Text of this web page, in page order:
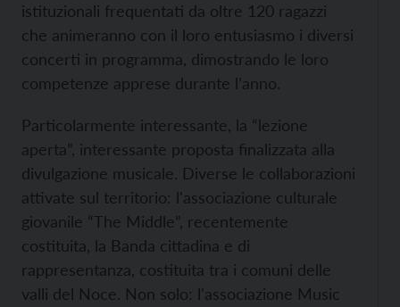
istituzionali frequentati da oltre 120 ragazzi
che animeranno con il loro entusiasmo i diversi
concerti in programma, dimostrando le loro
competenze apprese durante l’anno.
Particolarmente interessante, la “lezione
aperta”, interessante proposta finalizzata alla
divulgazione musicale. Diverse le collaborazioni
attivate sul territorio: l'associazione culturale
giovanile “The Middle”, recentemente
costituita, la Banda cittadina e di
rappresentanza, costituita tra i comuni delle
valli del Noce. Non solo: l'associazione Music